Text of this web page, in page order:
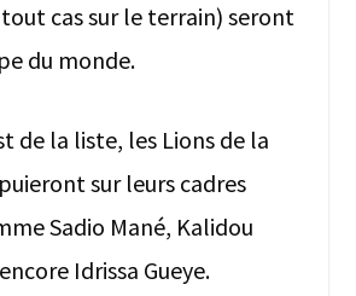
tout cas sur le terrain) seront
du monde.
de la liste, les Lions de la
sur leurs cadres
Sadio Mané, Kalidou
Idrissa Gueye.